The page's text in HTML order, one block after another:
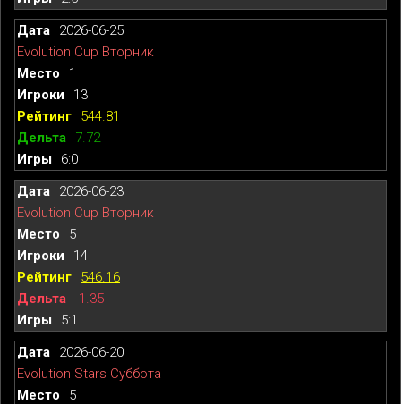
2026-06-25
Evolution Cup Вторник
1
13
544.81
7.72
6:0
2026-06-23
Evolution Cup Вторник
5
14
546.16
-1.35
5:1
2026-06-20
Evolution Stars Суббота
5